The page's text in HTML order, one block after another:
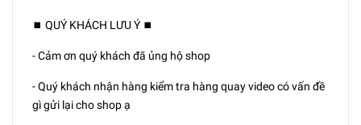
⏹️ QUÝ KHÁCH LƯU Ý ⏹️
- Cảm ơn quý khách đã ủng hộ shop
- Quý khách nhận hàng kiểm tra hàng quay video có vấn đề
gì gửi lại cho shop ạ